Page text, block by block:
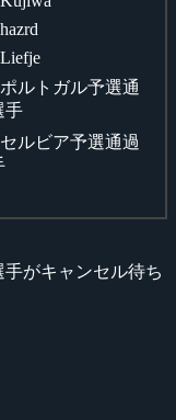
hazrd
Liefje
ポルトガル予選通
手
セルビア予選通過
がキャンセル待ち